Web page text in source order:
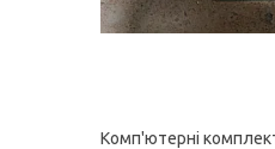
Комп'ютерні